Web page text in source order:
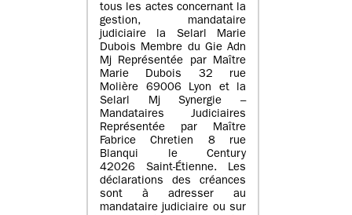
tous les actes concernant la
gestion, mandataire
judiciaire la Selarl Marie
Dubois Membre du Gie Adn
Mj Représentée par Maître
Marie Dubois 32 rue
Molière 69006 Lyon et la
Selarl Mj Synergie –
Mandataires Judiciaires
Représentée par Maître
Fabrice Chretien 8 rue
Blanqui le Century
42026 Saint-Étienne. Les
déclarations des créances
sont à adresser au
mandataire judiciaire ou sur